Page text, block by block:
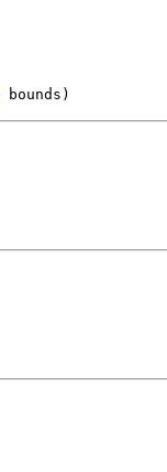
bounds)